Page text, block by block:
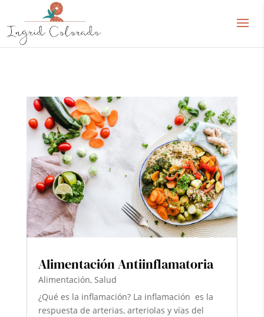
Alimentación Antiinflamatoria
Alimentación, Salud
¿Qué es la inflamación? La inflamación es la
respuesta de arterias, arteriolas y vías del